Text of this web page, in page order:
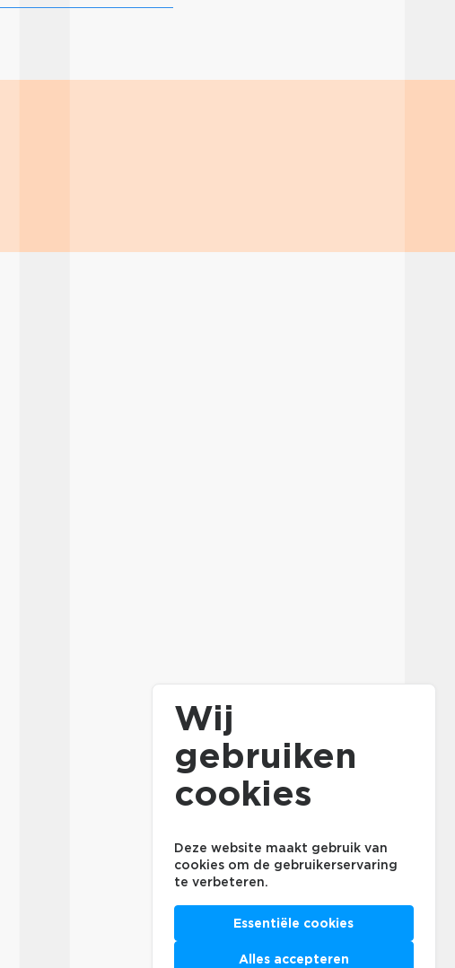
Wij
gebruiken
cookies
Deze website maakt gebruik van
cookies om de gebruikerservaring
te verbeteren.
Essentiële cookies
Alles accepteren